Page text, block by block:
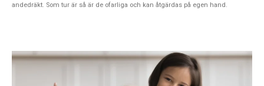
andedräkt. Som tur är så är de ofarliga och kan åtgärdas på egen hand.